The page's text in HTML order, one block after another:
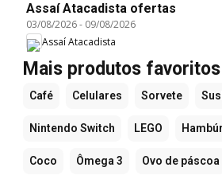
Assaí Atacadista ofertas
03/08/2026- 09/08/2026
Assaí Atacadista
Mais produtos favoritos
Café Celulares Sorvete
Nintendo Switch LEGO
Coco Ômega 3 Ovo de páscoa